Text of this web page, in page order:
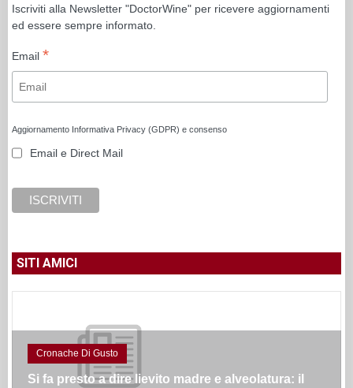
Iscriviti alla Newsletter "DoctorWine" per ricevere aggiornamenti
ed essere sempre informato.
Email *
Aggiornamento Informativa Privacy (GDPR) e consenso
Email e Direct Mail
SITI AMICI
Cronache Di Gusto
Si fa presto a dire lievito madre e alveolatura: il